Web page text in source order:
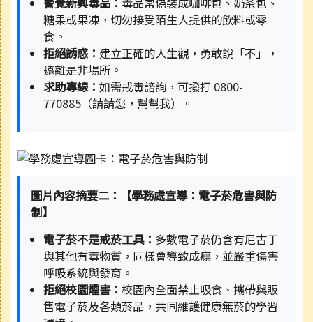
糖果或果凍，切勿接受陌生人提供的飲料或零
食。
拒絕誘惑： 建立正確的人生觀，勇敢說「不」，
遠離是非場所。
求助專線：如需戒毒諮詢，可撥打 0800-
770885（請請您，幫幫我）。
圖片內容摘要二：【學務處宣導：電子菸危害與防
制】
電子菸不是戒菸工具： 多數電子菸仍含有尼古丁
與其他有毒物質，同樣會導致成癮，並嚴重傷害
呼吸系統與發育。
拒絕校園煙害：校園內全面禁止吸食、攜帶與販
售電子菸及各類菸品，共同維護健康無菸的學習